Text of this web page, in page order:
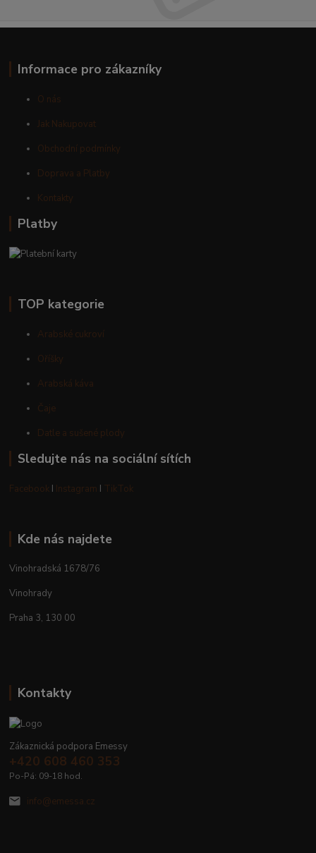
Informace pro zákazníky
O nás
Jak Nakupovat
Obchodní podmínky
Doprava a Platby
Kontakty
Platby
TOP kategorie
Arabské cukroví
Oříšky
Arabská káva
Čaje
Datle a sušené plody
Sledujte nás na sociální sítích
Facebook I Instagram I TikTok
Kde nás najdete
Vinohradská 1678/76
Vinohrady
Praha 3, 130 00
Kontakty
Zákaznická podpora Emessy
+420 608 460 353
Po-Pá: 09-18 hod.
info@emessa.cz